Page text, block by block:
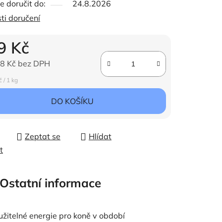
doručit do:
24.8.2026
doručení
Kč
Kč bez DPH
/ 1 kg
DO KOŠÍKU
Zeptat se
Hlídat
Ostatní informace
energie pro koně v období